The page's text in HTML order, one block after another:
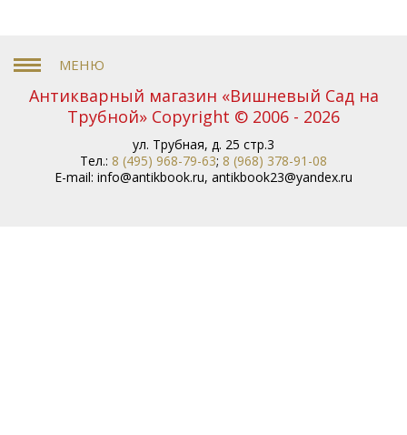
Антикварный магазин «Вишневый Сад на
Трубной» Copyright © 2006 - 2026
ул. Трубная, д. 25 стр.3
Тел.: 8 (495) 968-79-63; 8 (968) 378-91-08
E-mail: info@antikbook.ru, antikbook23@yandex.ru